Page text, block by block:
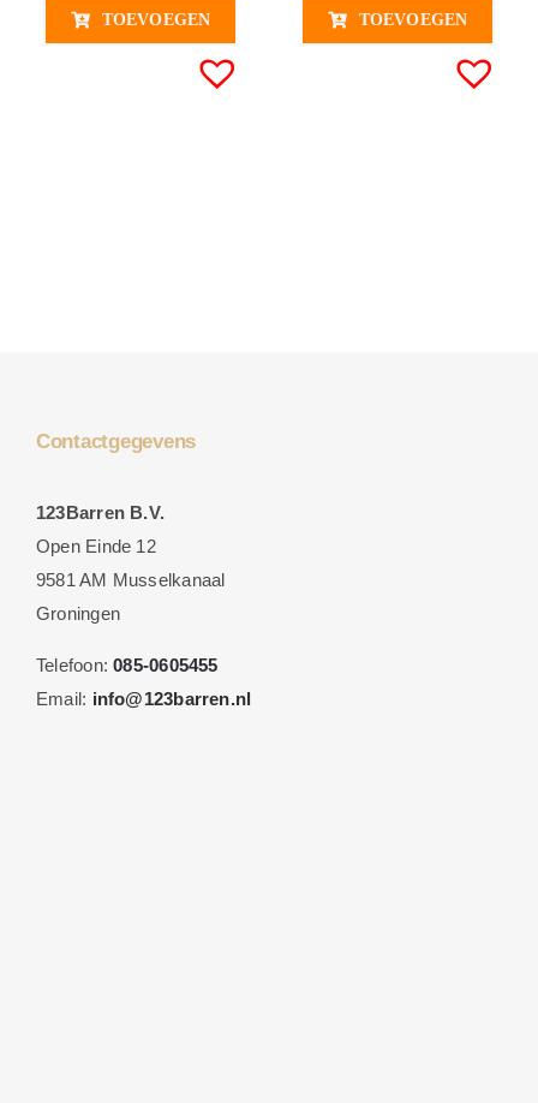
TOEVOEGEN TOEVOEGEN
Contactgegevens
123Barren B.V.
Open Einde 12
9581 AM Musselkanaal
Groningen
Telefoon:085-0605455
Email: info@123barren.nl